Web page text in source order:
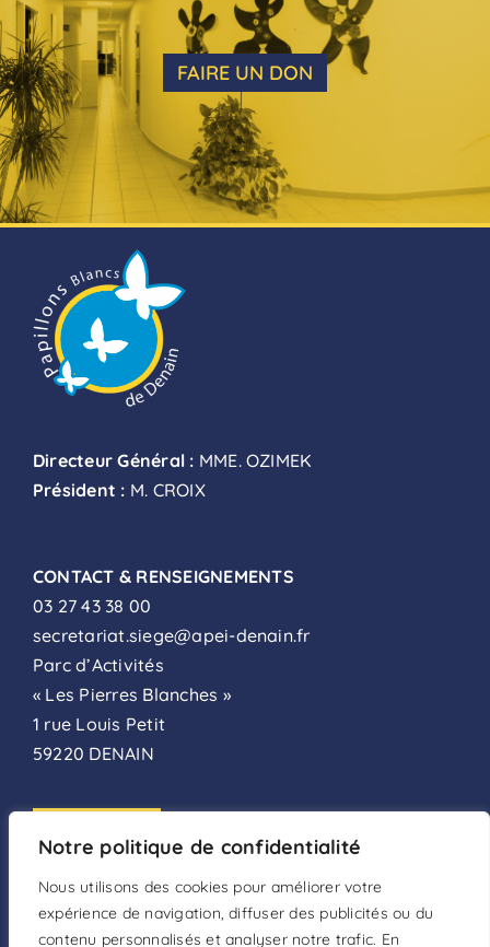
Notre politique de confidentialité
Nous utilisons des cookies pour améliorer votre
expérience de navigation, diffuser des publicités ou du
contenu personnalisés et analyser notre trafic. En
FAIRE UN DON
Directeur Général : MME. OZIMEK
Président : M. CROIX
CONTACT & RENSEIGNEMENTS
03 27 43 38 00
secretariat.siege@apei-denain.fr
Parc d’Activités
« Les Pierres Blanches »
1 rue Louis Petit
59220 DENAIN
FAIRE UN DON
DEVENIR BÉNÉVOLE